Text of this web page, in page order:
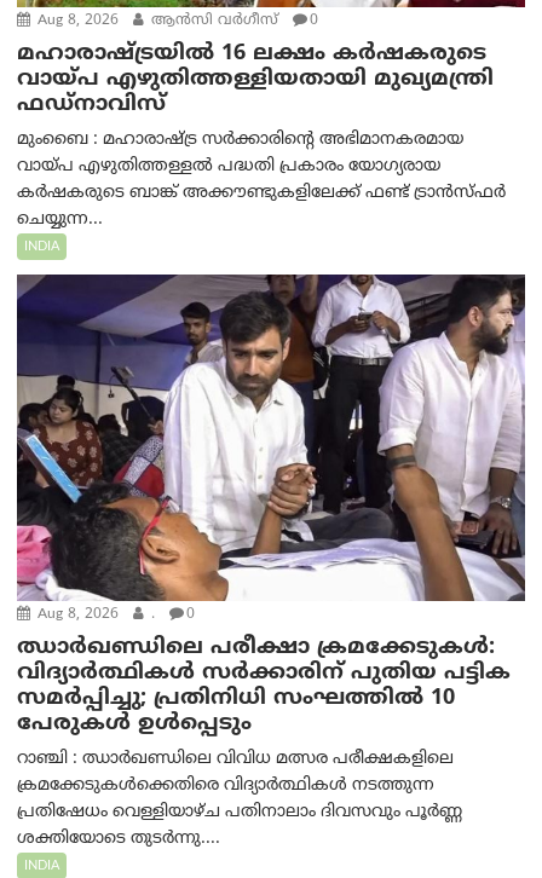
Aug 8, 2026 ആന്‍സി വര്‍ഗീസ് 0
മഹാരാഷ്ട്രയിൽ 16 ലക്ഷം കർഷകരുടെ
വായ്പ എഴുതിത്തള്ളിയതായി മുഖ്യമന്ത്രി
ഫഡ്‌നാവിസ്
മുംബൈ : മഹാരാഷ്ട്ര സർക്കാരിന്റെ അഭിമാനകരമായ
വായ്പ എഴുതിത്തള്ളൽ പദ്ധതി പ്രകാരം യോഗ്യരായ
കർഷകരുടെ ബാങ്ക് അക്കൗണ്ടുകളിലേക്ക് ഫണ്ട് ട്രാൻസ്ഫർ
ചെയ്യുന്ന...
INDIA
Aug 8, 2026 . 0
ഝാര്‍ഖണ്ഡിലെ പരീക്ഷാ ക്രമക്കേടുകള്‍:
വിദ്യാർത്ഥികൾ സർക്കാരിന് പുതിയ പട്ടിക
സമർപ്പിച്ചു; പ്രതിനിധി സംഘത്തിൽ 10
പേരുകൾ ഉൾപ്പെടും
റാഞ്ചി : ഝാർഖണ്ഡിലെ വിവിധ മത്സര പരീക്ഷകളിലെ
ക്രമക്കേടുകൾക്കെതിരെ വിദ്യാർത്ഥികൾ നടത്തുന്ന
പ്രതിഷേധം വെള്ളിയാഴ്ച പതിനാലാം ദിവസവും പൂർണ്ണ
ശക്തിയോടെ തുടർന്നു....
INDIA